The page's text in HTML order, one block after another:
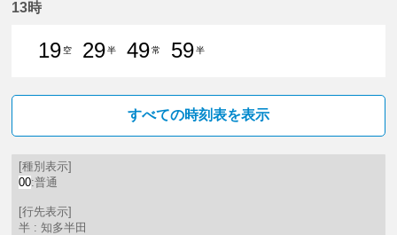
13時
19 空
29半
49常
59半
すべての時刻表を表示
[種別表示]
00:普通
[行先表示]
半 : 知多半田